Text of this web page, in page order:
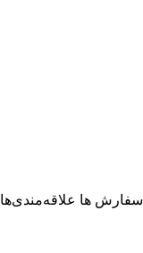
سفارش ها علاقه‌مندی‌ها